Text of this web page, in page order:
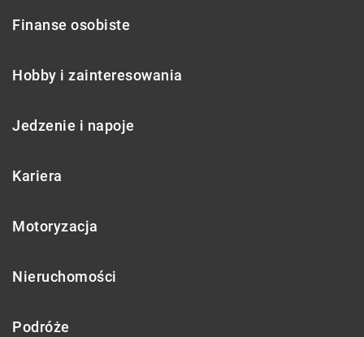
Finanse osobiste
Hobby i zainteresowania
Jedzenie i napoje
Kariera
Motoryzacja
Nieruchomości
Podróże